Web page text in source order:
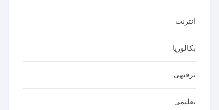
انترنت
بكالوريا
ترفيهي
تعليمي